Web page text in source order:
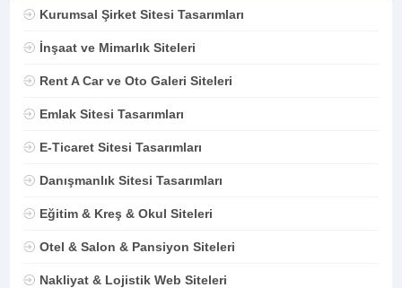
Kurumsal Şirket Sitesi Tasarımları
İnşaat ve Mimarlık Siteleri
Rent A Car ve Oto Galeri Siteleri
Emlak Sitesi Tasarımları
E-Ticaret Sitesi Tasarımları
Danışmanlık Sitesi Tasarımları
Eğitim & Kreş & Okul Siteleri
Otel & Salon & Pansiyon Siteleri
Nakliyat & Lojistik Web Siteleri